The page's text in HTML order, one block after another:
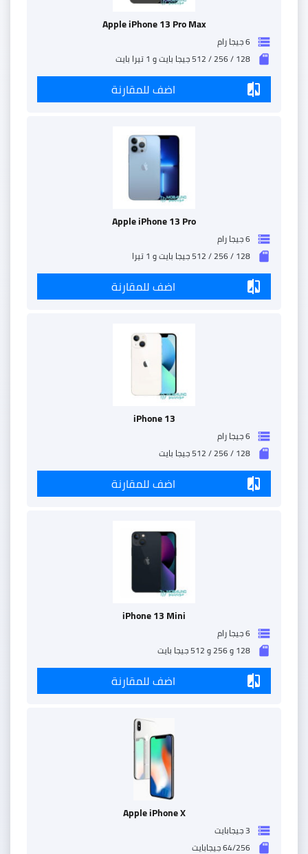
Apple iPhone 13 Pro Max
storage 6 جيجا رام
sd_storage 128 / 256 / 512 جيجا بايت و 1 تيرا بايت
compare اضف للمقارنة
Apple iPhone 13 Pro
storage 6 جيجا رام
sd_storage 128 / 256 / 512 جيجا بايت و 1 تيرا
compare اضف للمقارنة
iPhone 13
storage 6 جيجا رام
sd_storage 128 / 256 / 512 جيجا بايت
compare اضف للمقارنة
iPhone 13 Mini
storage 6 جيجا رام
sd_storage 128 و 256 و 512 جيجا بايت
compare اضف للمقارنة
Apple iPhone X
storage 3 جيجابايت
sd_storage 64/256 جيجابايت